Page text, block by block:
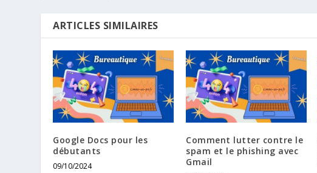
ARTICLES SIMILAIRES
Google Docs pour les
débutants
09/10/2024
Comment lutter contre le
spam et le phishing avec
Gmail